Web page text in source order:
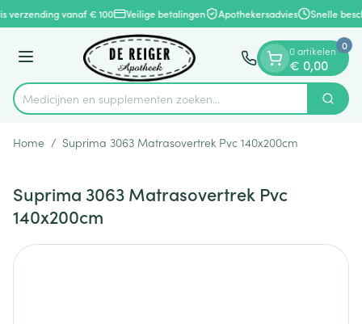
Ga naar de inhoud
1 van 1
verzending vanaf € 100 Veilige betalingen Apothekersadvies Snelle
Menu
Product, merk, categorie...
Medicijnen en supplementen zoeken... Zoek
0 artikelen
€ 0,00
0
Home / Suprima 3063 Matrasovertrek Pvc 140x200cm
Suprima 3063 Matrasovertrek Pvc
140x200cm